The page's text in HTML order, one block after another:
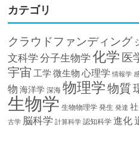
カテゴリ
クラウドファンディング
文科学分子生物学化学医
宇宙 工学 微生物 心理学 情報学
物 海洋学 深海 物理学物質
生物学 生物物理学 発生 発達
古学 脳科学 計算科学 認知科学 進化